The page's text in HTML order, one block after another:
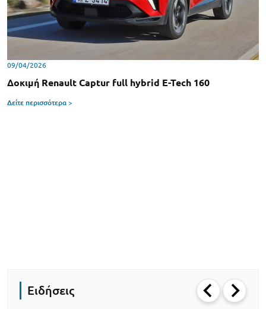
09/04/2026
Δοκιμή Renault Captur full hybrid E-Tech 160
Δείτε περισσότερα >
Ειδήσεις